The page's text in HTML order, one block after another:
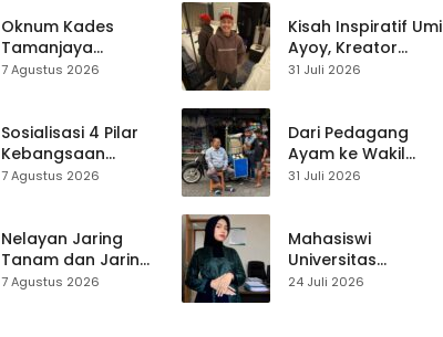
Ciracap
Oknum Kades
Tamanjaya
Terjerat Kasus
Seleksi Calon
Kades Diperketat
7 Agustus 2026
Sosialisasi 4 Pilar
Kebangsaan
Digelar di
Tekankan
Pentingnya
Persatuan
7 Agustus 2026
Nelayan Jaring
Tanam dan Jaring
Obor
7 Agustus 2026
Kisah Inspiratif Umi
Ayoy, Kreator
TikTok Asal
Live Streaming
31 Juli 2026
Dari Pedagang
Ayam ke Wakil
Ketua DPRD, H.
Pasar Cisaat
31 Juli 2026
Mahasiswi
Universitas
Muhammadiyah
24 Juli 2026